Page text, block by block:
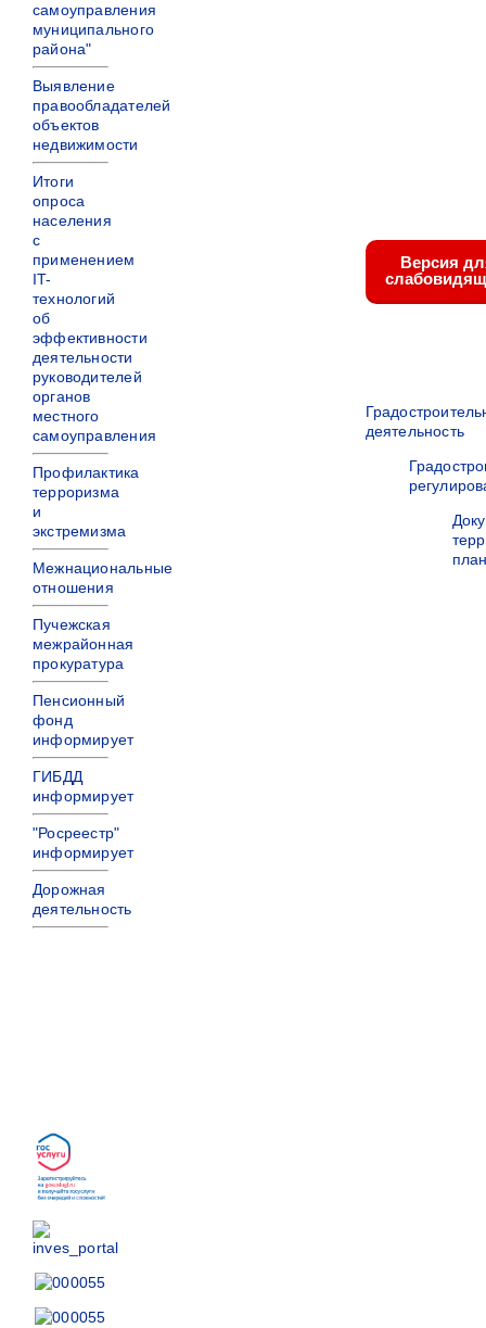
самоуправления
муниципального
района"
Выявление
правообладателей
объектов
недвижимости
Итоги
опроса
населения
с
применением
IT-
технологий
об
эффективности
деятельности
руководителей
органов
местного
самоуправления
Профилактика
терроризма
и
экстремизма
Межнациональные
отношения
Пучежская
межрайонная
прокуратура
Пенсионный
фонд
информирует
ГИБДД
информирует
"Росреестр"
информирует
Дорожная
деятельность
Версия
деятельность